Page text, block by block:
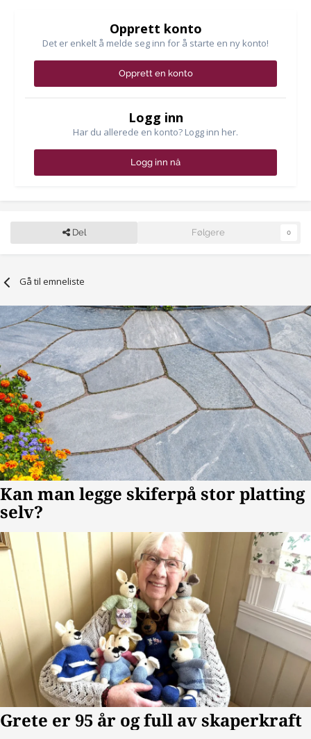
Opprett konto
Det er enkelt å melde seg inn for å starte en ny konto!
Opprett en konto
Logg inn
Har du allerede en konto? Logg inn her.
Logg inn nå
Del Følgere 0
Gå til emneliste